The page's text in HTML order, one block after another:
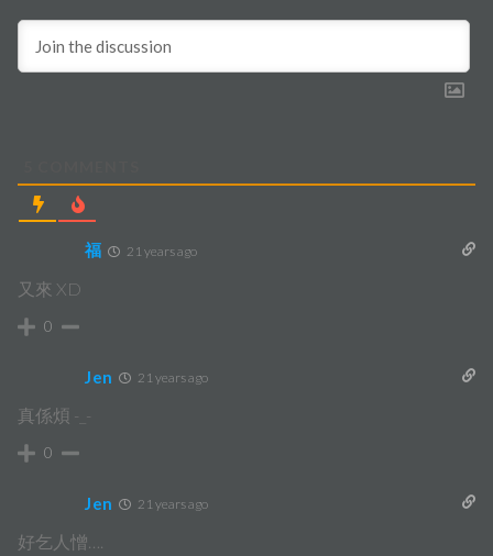
福 21 years ago
又來 XD
0
Jen 21 years ago
真係煩 -_-
0
Jen 21 years ago
好乞人憎….